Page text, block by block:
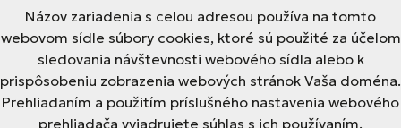
Názov zariadenia s celou adresou používa na tomto
webovom sídle súbory cookies, ktoré sú použité za účelom
sledovania návštevnosti webového sídla alebo k
prispôsobeniu zobrazenia webových stránok Vaša doména.
Prehliadaním a použitím príslušného nastavenia webového
prehliadača vyjadrujete súhlas s ich používaním.